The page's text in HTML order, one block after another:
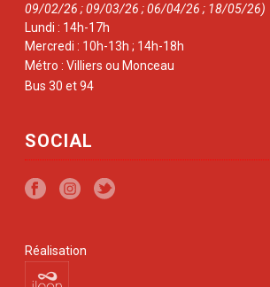
09/02/26 ; 09/03/26 ; 06/04/26 ; 18/05/26)
Lundi : 14h-17h
Mercredi : 10h-13h ; 14h-18h
Métro : Villiers ou Monceau
Bus 30 et 94
SOCIAL
Réalisation